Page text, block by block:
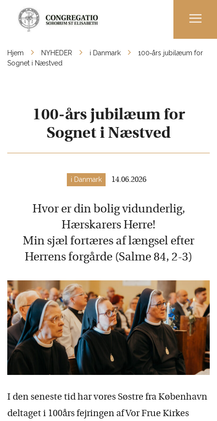
Hjem NYHEDER i Danmark
100‑års jubilæum for
Sognet i Næstved
100‑års jubilæum for
Sognet i Næstved
i Danmark 14.06.2026
Hvor er din bolig vidunderlig,
Hærskarers Herre!
Min sjæl fortæres af længsel efter
Herrens forgårde (Salme 84, 2-3)
I den seneste tid har vores Søstre fra København
deltaget i 100års fejringen af Vor Frue Kirkes